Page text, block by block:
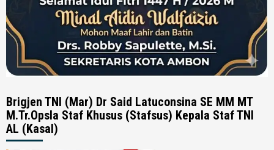
Brigjen TNI (Mar) Dr Said Latuconsina SE MM MT
M.Tr.Opsla Staf Khusus (Stafsus) Kepala Staf TNI
AL (Kasal)